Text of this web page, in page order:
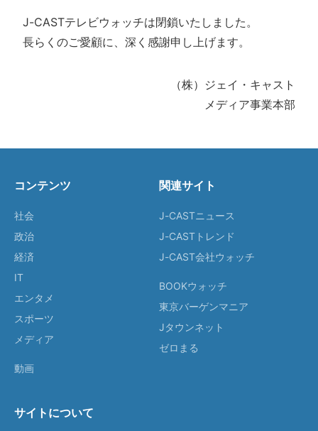
J-CASTテレビウォッチは閉鎖いたしました。
長らくのご愛顧に、深く感謝申し上げます。
（株）ジェイ・キャスト
メディア事業本部
コンテンツ
社会
政治
経済
IT
エンタメ
スポーツ
メディア
動画
関連サイト
J-CASTニュース
J-CASTトレンド
J-CAST会社ウォッチ
BOOKウォッチ
東京バーゲンマニア
Jタウンネット
ゼロまる
サイトについて